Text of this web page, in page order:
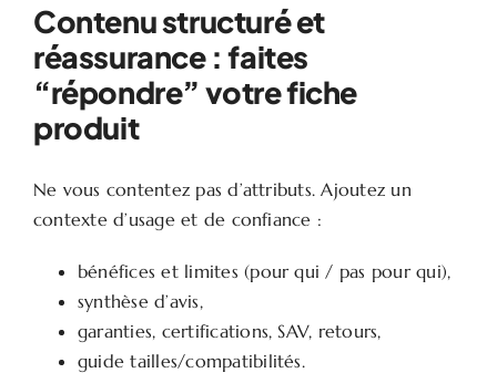
Contenu structuré et
réassurance : faites
“répondre” votre fiche
produit
Ne vous contentez pas d’attributs. Ajoutez un
contexte d’usage et de confiance :
bénéfices et limites (pour qui / pas pour qui),
synthèse d’avis,
garanties, certifications, SAV, retours,
guide tailles/compatibilités.